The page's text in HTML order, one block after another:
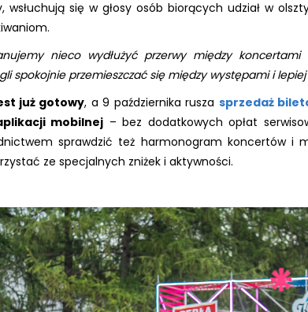
wsłuchują się w głosy osób biorących udział w
nieco wydłużyć przerwy między koncertami
spokojnie przemieszczać się między występami i
już gotowy, a 9 października rusza sprzedaż
mobilnej – bez dodatkowych opłat
sprawdzić też harmonogram koncertów i
ze specjalnych zniżek i aktywności.